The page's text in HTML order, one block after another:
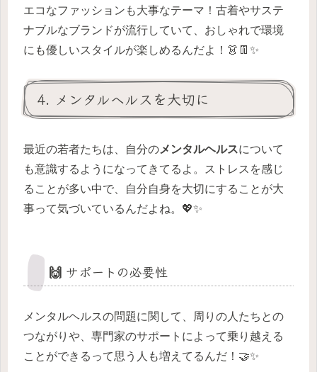
エコなファッションも大事なテーマ！古着やサステ
ナブルなブランドが流行していて、おしゃれで環境
にも優しいスタイルが楽しめるんだよ！👗👖✨
4. メンタルヘルスを大切に
最近の若者たちは、自分のメンタルヘルスについて
も意識するようになってきてるよ。ストレスを感じ
ることが多い中で、自分自身を大切にすることが大
事って気づいているんだよね。💖✨
🙌 サポートの必要性
メンタルヘルスの問題に関して、周りの人たちとの
つながりや、専門家のサポートによって乗り越える
ことができるって思う人も増えてるんだ！🤝✨